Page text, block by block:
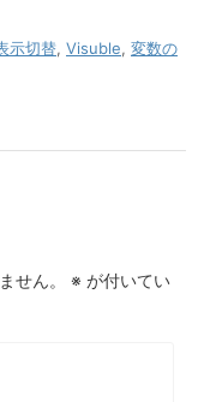
示切替, Visuble, 変数の
せん。 ※ が付いてい